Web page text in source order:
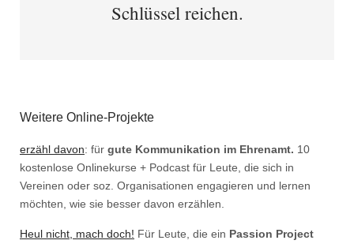
Schlüssel reichen.
Weitere Online-Projekte
erzähl davon: für gute Kommunikation im Ehrenamt. 10
kostenlose Onlinekurse + Podcast für Leute, die sich in
Vereinen oder soz. Organisationen engagieren und lernen
möchten, wie sie besser davon erzählen.
Heul nicht, mach doch! Für Leute, die ein Passion Project